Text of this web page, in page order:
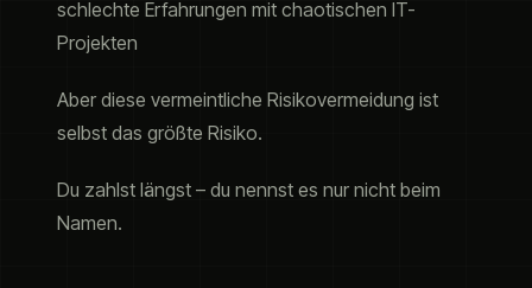
schlechte Erfahrungen mit chaotischen IT-
Projekten
Aber diese vermeintliche Risikovermeidung ist
selbst das größte Risiko.
Du zahlst längst – du nennst es nur nicht beim
Namen.